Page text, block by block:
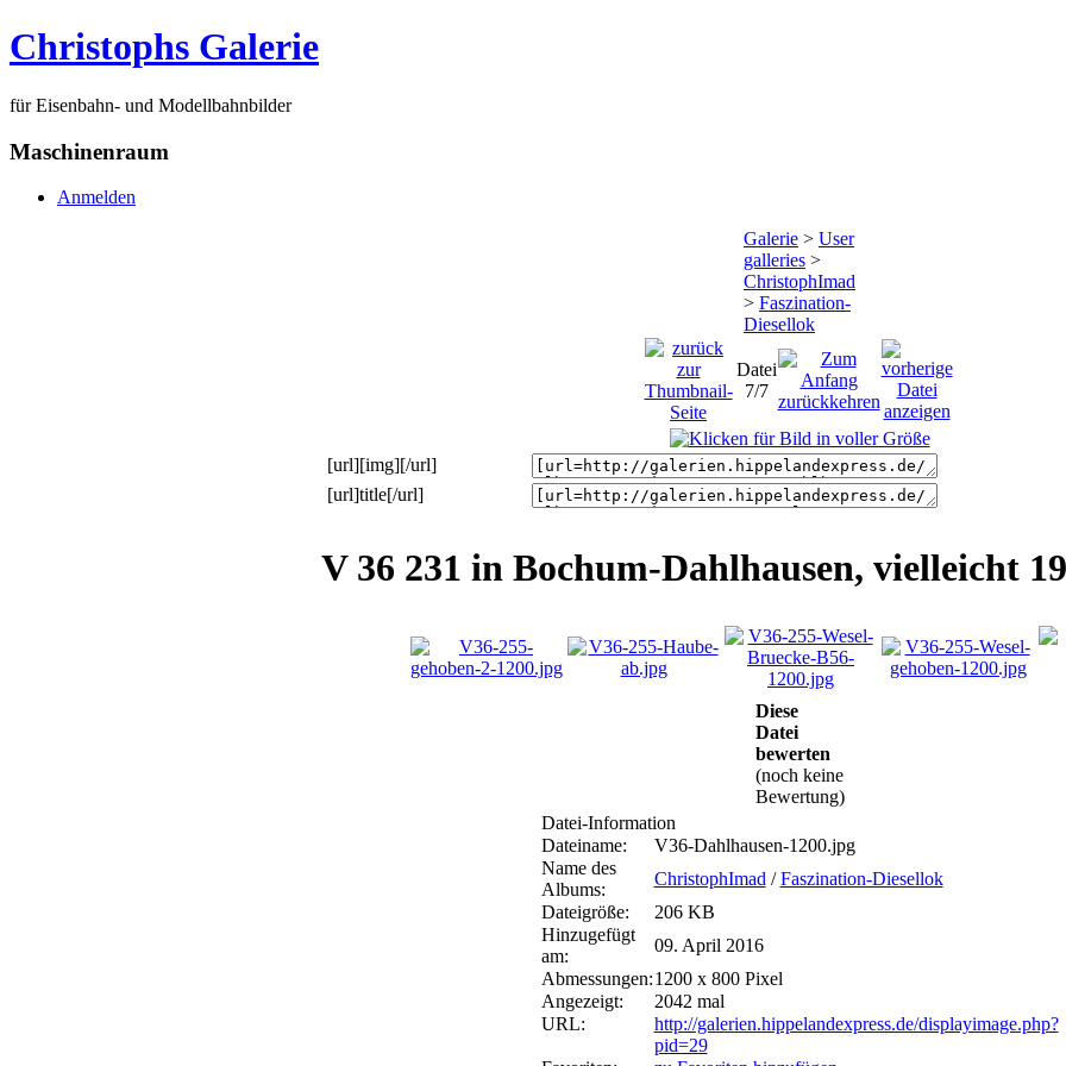
Christophs Galerie
für Eisenbahn- und Modellbahnbilder
Maschinenraum
Anmelden
Galerie > User
galleries >
ChristophImad
> Faszination-
Diesellok
Datei
7/7
[url][img][/url]
[url]title[/url]
V 36 231 in Bochum-Dahlhausen, vielleicht
Diese
Datei
bewerten
(noch keine
Bewertung)
Datei-Information
Dateiname:
V36-Dahlhausen-1200.jpg
Name des
Albums:
ChristophImad /Faszination-Diesellok
Dateigröße:
206 KB
Hinzugefügt
am:
09. April 2016
Abmessungen:1200 x 800 Pixel
Angezeigt:
2042 mal
URL:
http://galerien.hippelandexpress.de/displayimage.php?
pid=29